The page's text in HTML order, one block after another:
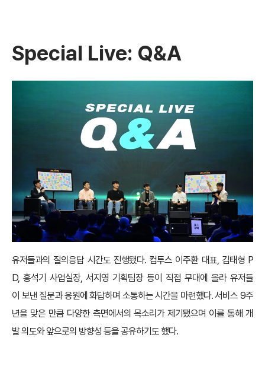
Special Live: Q&A
유저들과의 질의응답 시간도 진행됐다. 컴투스 이주환 대표, 김태형 P
D, 홍석기 사업실장, 서지영 기획팀장 등이 직접 무대에 올라 유저들
이 보낸 질문과 응원에 화답하며 소통하는 시간을 마련했다. 서비스 9주
년을 맞은 만큼 다양한 측면에서의 목소리가 제기됐으며 이를 통해 개
발 의도와 앞으로의 방향성 등을 공유하기도 했다.